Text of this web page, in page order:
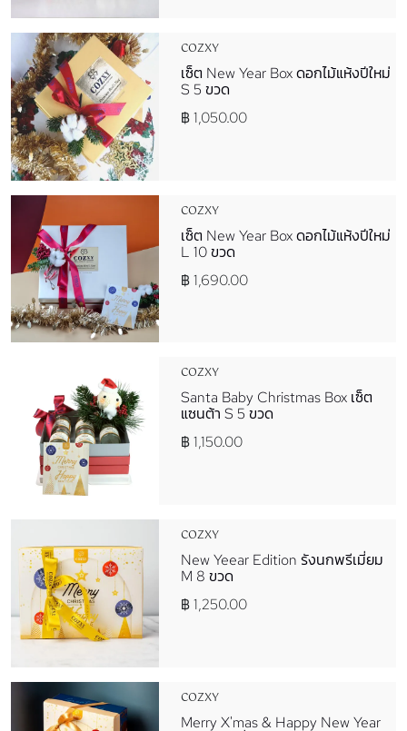
COZXY
เซ็ต New Year Box ดอกไม้แห้งปีใหม่
S 5 ขวด
฿ 1,050.00
COZXY
เซ็ต New Year Box ดอกไม้แห้งปีใหม่
L 10 ขวด
฿ 1,690.00
COZXY
Santa Baby Christmas Box เซ็ต
แซนต้า S 5 ขวด
฿ 1,150.00
COZXY
New Yeear Edition รังนกพรีเมี่ยม
M 8 ขวด
฿ 1,250.00
COZXY
Merry X'mas & Happy New Year